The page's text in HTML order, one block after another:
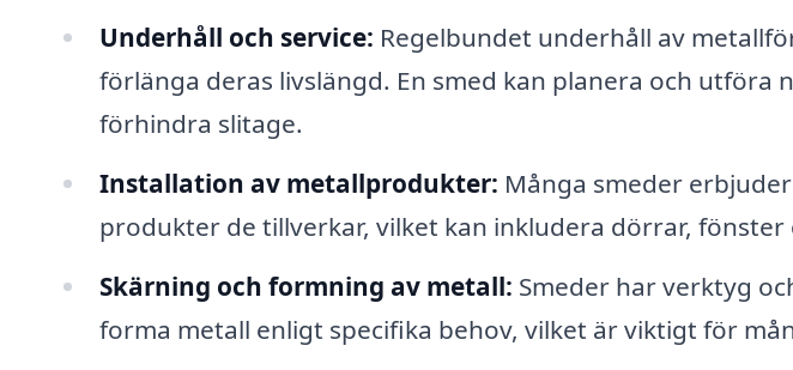
Underhåll och service: Regelbundet underhåll av
förlänga deras livslängd. En smed kan planera och
förhindra slitage.
Installation av metallprodukter: Många smeder
produkter de tillverkar, vilket kan inkludera dörrar,
Skärning och formning av metall: Smeder har verktyg
forma metall enligt specifika behov, vilket är viktigt för